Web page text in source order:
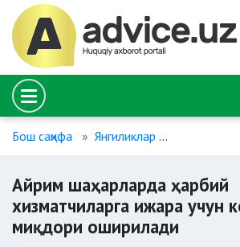
Бош саҳифа Янгиликлар
Айрим шаҳарларда ҳарбий
хизматчиларга ижара учун
миқдори оширилади